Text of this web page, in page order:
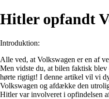
Hitler opfandt
Introduktion:
Alle ved, at Volkswagen er en af
Men vidste du, at bilen faktisk
hørte rigtigt! I denne artikel vil vi
Volkswagen og afdække den
Hitler var involveret i opfindelsen